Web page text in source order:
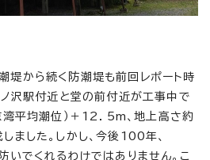
堤から続く防潮堤も前回レポート時
ノ沢駅付近と堂の前付近が工事中で
湾平均潮位）＋12．5m、地上高さ約
した。しかし、今後100年、
でくれるわけではありません。こ